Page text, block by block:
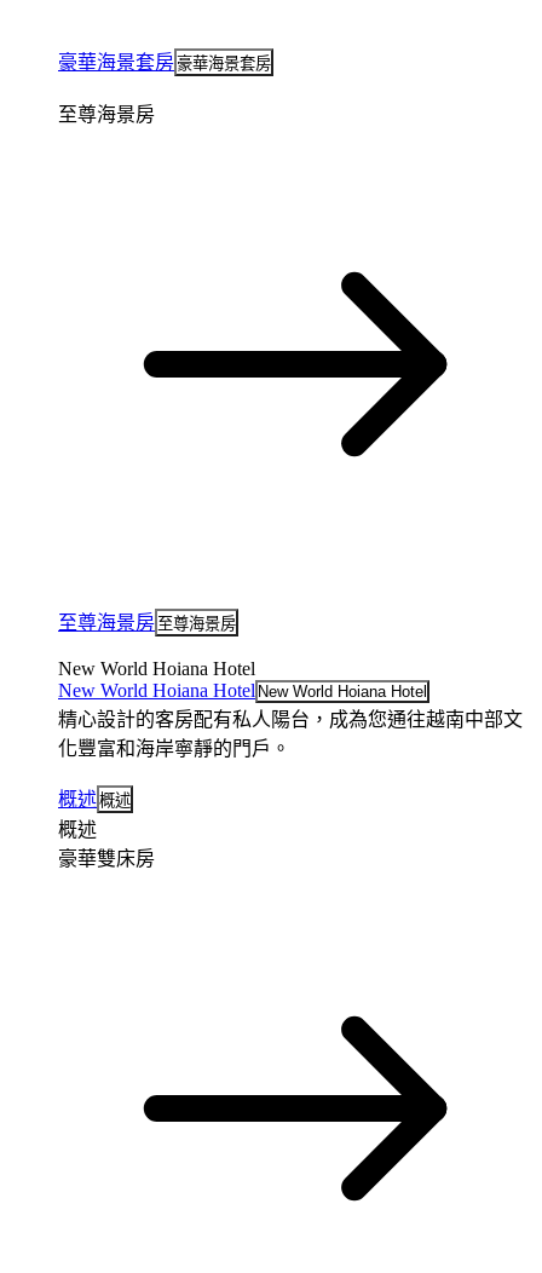
豪華海景套房豪華海景套房
至尊海景房
至尊海景房 至尊海景房
New World Hoiana Hotel
New World Hoiana Hotel New World Hoiana Hotel
精心設計的客房配有私人陽台，成為您通往越南中部文
化豐富和海岸寧靜的門戶。
概述概述
概述
豪華雙床房